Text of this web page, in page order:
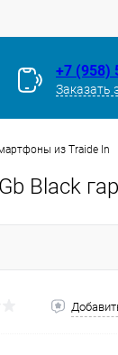
+7 (958)
Заказать
из Traide In
Black